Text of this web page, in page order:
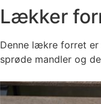
Lækker
Denne lækre forret
sprøde mandler og